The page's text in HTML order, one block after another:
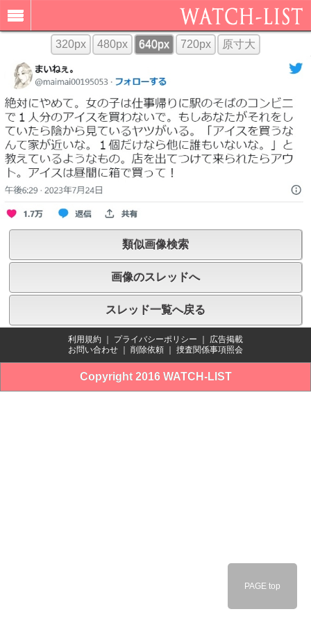
320px 480px 640px 720px 原寸大
類似画像検索
画像のスレッドへ
スレッド一覧へ戻る
利用規約 ｜ プライバシーポリシー ｜ 広告掲載
お問い合わせ ｜ 削除依頼 ｜ 捜査関係事項照会
Copyright 2016 WATCH-LIST
PAGE top